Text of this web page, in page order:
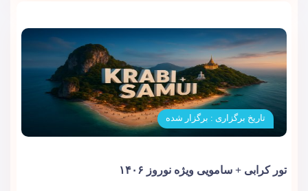
تاریخ برگزاری : برگزار شده
تور کرابی + سامویی ویژه نوروز ۱۴۰۶